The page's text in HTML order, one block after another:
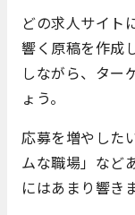
どの求人サイト
響く原稿を作成
しながら、ター
ょう。
応募を増やした
ムな職場」など
にはあまり響き